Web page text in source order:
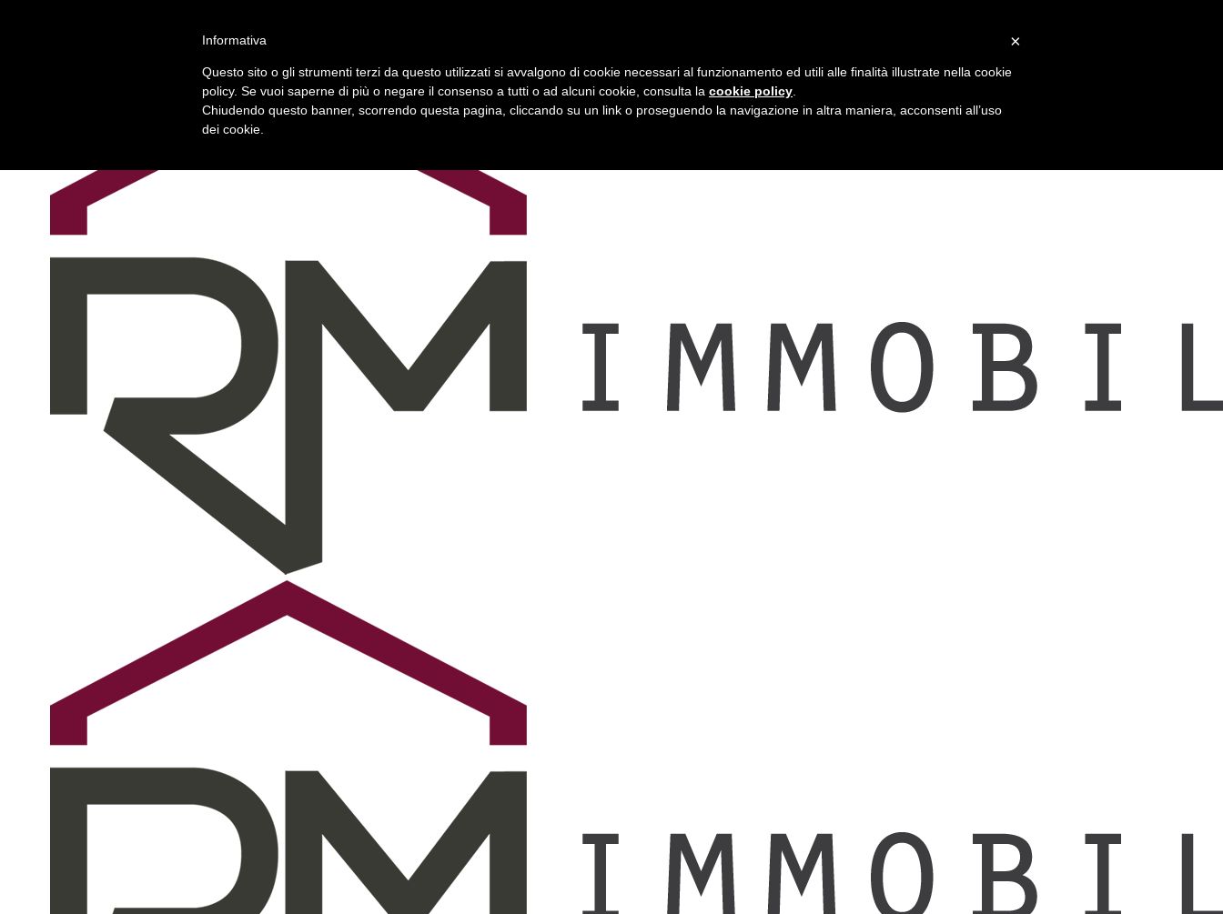
×
Informativa
Questo sito o gli strumenti terzi da questo utilizzati si avvalgono di cookie necessari al funzionamento ed utili alle finalità illustrate nella cookie
policy. Se vuoi saperne di più o negare il consenso a tutti o ad alcuni cookie, consulta la cookie policy
Chiudendo questo banner, scorrendo questa pagina, cliccando su un link o proseguendo la navigazione in altra maniera, acconsenti all’uso
dei cookie.